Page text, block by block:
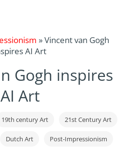
»Vincent van Gogh
AI Art
Gogh inspires
AI Art
19th century Art 21st Century Art
Dutch Art Post-Impressionism